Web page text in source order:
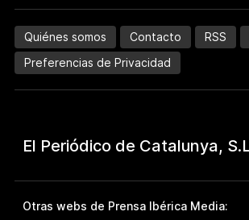
Quiénes somos Contacto RSS
Preferencias de Privacidad
Otras webs de Prensa Ibérica Media: